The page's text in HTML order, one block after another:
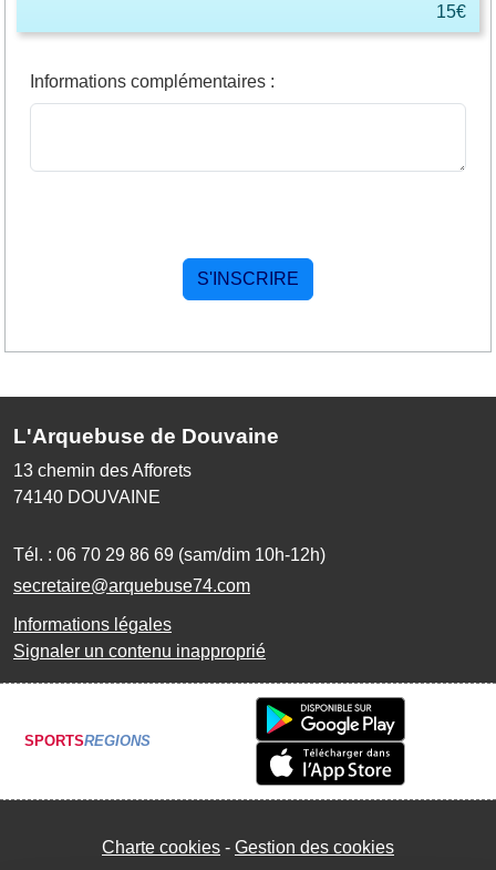
15€
Informations complémentaires :
L'Arquebuse de Douvaine
13 chemin des Afforets
74140 DOUVAINE
Tél. : 06 70 29 86 69 (sam/dim 10h-12h)
secretaire@arquebuse74.com
Informations légales
Signaler un contenu inapproprié
SPORTSREGIONS
Charte cookies Gestion des cookies